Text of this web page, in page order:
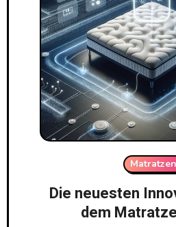
Matratzen
Die neuesten
dem